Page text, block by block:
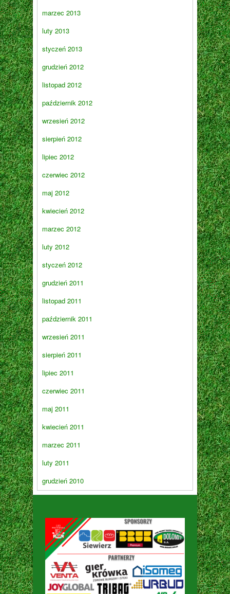
marzec 2013
luty 2013
styczeń 2013
grudzień 2012
listopad 2012
październik 2012
wrzesień 2012
sierpień 2012
lipiec 2012
czerwiec 2012
maj 2012
kwiecień 2012
marzec 2012
luty 2012
styczeń 2012
grudzień 2011
listopad 2011
październik 2011
wrzesień 2011
sierpień 2011
lipiec 2011
czerwiec 2011
maj 2011
kwiecień 2011
marzec 2011
luty 2011
grudzień 2010